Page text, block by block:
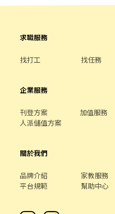
求職服務
找打工 找任務
企業服務
刊登方案 加值服務
人派儲值方案
關於我們
品牌介紹 家教服務
平台規範
幫助中心